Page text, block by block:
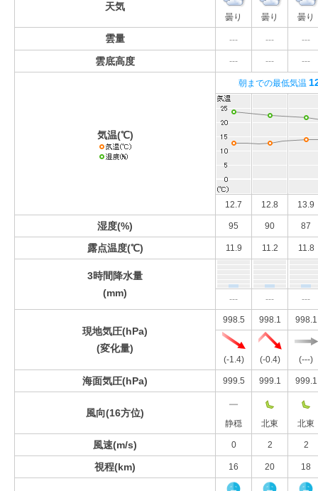
天気
曇り 曇り 曇り
雲量 --- --- ---
雲底高度 --- --- ---
気温(℃)
朝までの最低気温
12.7 12.8 13.9
湿度(%) 95 90 87
露点温度(℃) 11.9 11.2 11.8
3時間降水量
(mm)
--- --- ---
現地気圧(hPa)
(変化量)
998.5 998.1 998.1
(-1.4) (-0.4) (---)
海面気圧(hPa) 999.5 999.1 999.1
風向(16方位)
静穏 北東 北東
風速(m/s) 0 2 2
視程(km) 16 20 18